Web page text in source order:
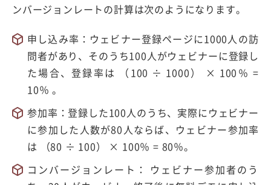
ンバージョンレートの計算は次のようになります。
申し込み率：ウェビナー登録ページに1000人の訪
問者があり、そのうち100人がウェビナーに登録し
た場合、登録率は （100 ÷ 1000） × 100％ =
10％ 。
参加率：登録した100人のうち、実際にウェビナー
に参加した人数が80人ならば、ウェビナー参加率
は （80 ÷ 100） × 100％ = 80％。
コンバージョンレート： ウェビナー参加者のう